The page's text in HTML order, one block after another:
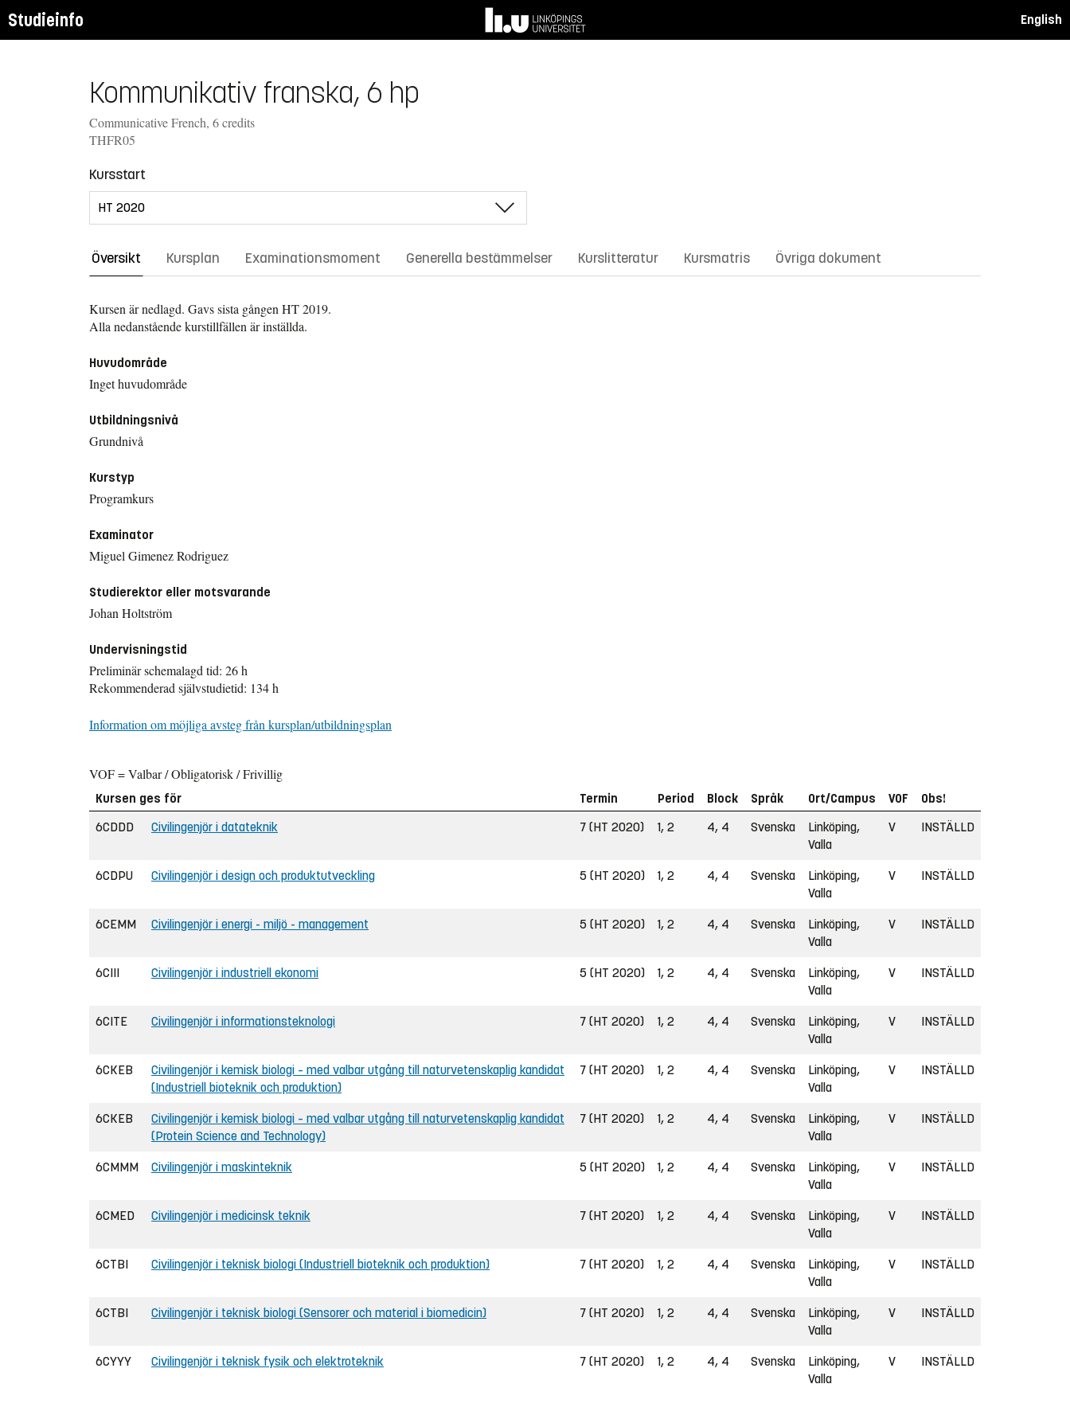
Studieinfo English
Kommunikativ franska, 6 hp
Communicative French, 6 credits
THFR05
Kursstart
Översikt Kursplan Examinationsmoment Generella bestämmelser Kurslitteratur Kursmatris Övriga dokument
Kursen är nedlagd. Gavs sista gången HT 2019.
Alla nedanstående kurstillfällen är inställda.
Huvudområde
Inget huvudområde
Utbildningsnivå
Grundnivå
Kurstyp
Programkurs
Examinator
Miguel Gimenez Rodriguez
Studierektor eller motsvarande
Johan Holtström
Undervisningstid
Preliminär schemalagd tid: 26 h
Rekommenderad självstudietid: 134 h
Information om möjliga avsteg från kursplan/utbildningsplan
VOF = Valbar / Obligatorisk / Frivillig
Kursen ges för Termin Period Block Språk Ort/Campus VOF
Obs!
6CDDD
Civilingenjör i datateknik 7 (HT 2020) 1, 2 4, 4 Svenska
Linköping,
Valla
V INSTÄLLD
6CDPU Civilingenjör i design och produktutveckling 5 (HT 2020) 1, 2 4, 4 Svenska
Linköping,
Valla
V INSTÄLLD
6CEMM Civilingenjör i energi - miljö - management 5 (HT 2020) 1, 2 4, 4 Svenska
Linköping,
Valla
V INSTÄLLD
6CIII Civilingenjör i industriell ekonomi 5 (HT 2020) 1, 2 4, 4 Svenska
Linköping,
Valla
V INSTÄLLD
6CITE Civilingenjör i informationsteknologi 7 (HT 2020) 1, 2 4, 4 Svenska
Linköping,
Valla
V INSTÄLLD
6CKEB
Civilingenjör i kemisk biologi – med valbar utgång till naturvetenskaplig kandidat
(Industriell bioteknik och produktion)
7 (HT 2020) 1, 2 4, 4 Svenska
Linköping,
Valla
V INSTÄLLD
6CKEB
Civilingenjör i kemisk biologi – med valbar utgång till naturvetenskaplig kandidat
(Protein Science and Technology)
7 (HT 2020) 1, 2 4, 4 Svenska
Linköping,
Valla
V INSTÄLLD
6CMMM Civilingenjör i maskinteknik 5 (HT 2020) 1, 2 4, 4 Svenska
Linköping,
Valla
V INSTÄLLD
6CMED Civilingenjör i medicinsk teknik 7 (HT 2020) 1, 2 4, 4 Svenska
Linköping,
Valla
V INSTÄLLD
6CTBI Civilingenjör i teknisk biologi (Industriell bioteknik och produktion) 7 (HT 2020) 1, 2 4, 4 Svenska
Linköping,
Valla
V INSTÄLLD
6CTBI Civilingenjör i teknisk biologi (Sensorer och material i biomedicin) 7 (HT 2020) 1, 2 4, 4 Svenska
Linköping,
Valla
V INSTÄLLD
6CYYY Civilingenjör i teknisk fysik och elektroteknik 7 (HT 2020) 1, 2 4, 4 Svenska
Linköping,
Valla
V INSTÄLLD